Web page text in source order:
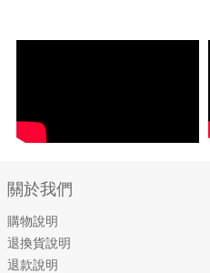
關於我們
購物說明
退換貨說明
退款說明